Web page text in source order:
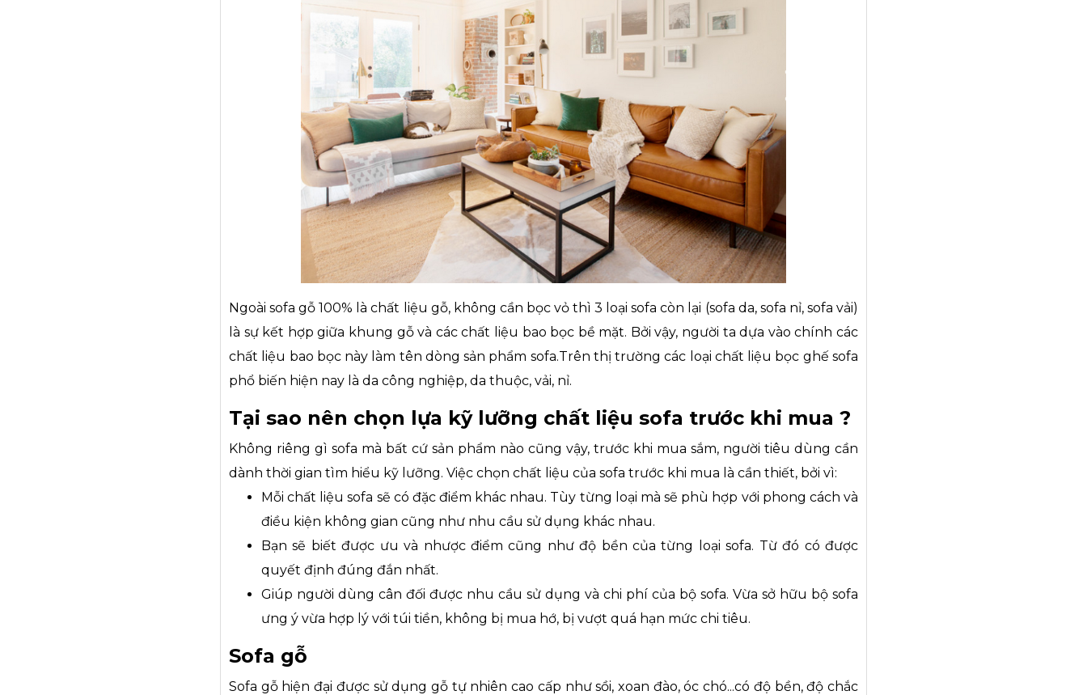
Ngoài sofa gỗ 100% là chất liệu gỗ, không cần bọc vỏ thì 3 loại sofa còn lại (sofa da, sofa nỉ, sofa vải)
là sự kết hợp giữa khung gỗ và các chất liệu bao bọc bề mặt. Bởi vậy, người ta dựa vào chính các
chất liệu bao bọc này làm tên dòng sản phẩm sofa.Trên thị trường các loại chất liệu bọc ghế sofa
phổ biến hiện nay là da công nghiệp, da thuộc, vải, nỉ.
Tại sao nên chọn lựa kỹ lưỡng chất liệu sofa trước khi mua ?
Không riêng gì sofa mà bất cứ sản phẩm nào cũng vậy, trước khi mua sắm, người tiêu dùng cần
dành thời gian tìm hiểu kỹ lưỡng. Việc chọn chất liệu của sofa trước khi mua là cần thiết, bởi vì:
Mỗi chất liệu sofa sẽ có đặc điểm khác nhau. Tùy từng loại mà sẽ phù hợp với phong cách và
điều kiện không gian cũng như nhu cầu sử dụng khác nhau.
Bạn sẽ biết được ưu và nhược điểm cũng như độ bền của từng loại sofa. Từ đó có được
quyết định đúng đắn nhất.
Giúp người dùng cân đối được nhu cầu sử dụng và chi phí của bộ sofa. Vừa sở hữu bộ sofa
ưng ý vừa hợp lý với túi tiền, không bị mua hớ, bị vượt quá hạn mức chi tiêu.
Sofa gỗ
Sofa gỗ hiện đại được sử dụng gỗ tự nhiên cao cấp như sồi, xoan đào, óc chó...có độ bền, độ chắc